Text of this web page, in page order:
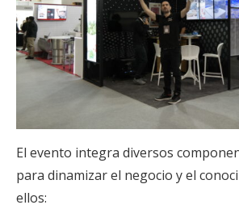
El evento integra diversos
para dinamizar el negocio y el
ellos: